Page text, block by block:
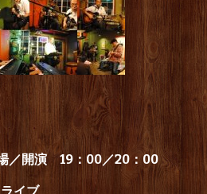
／開演 19：00／20：00